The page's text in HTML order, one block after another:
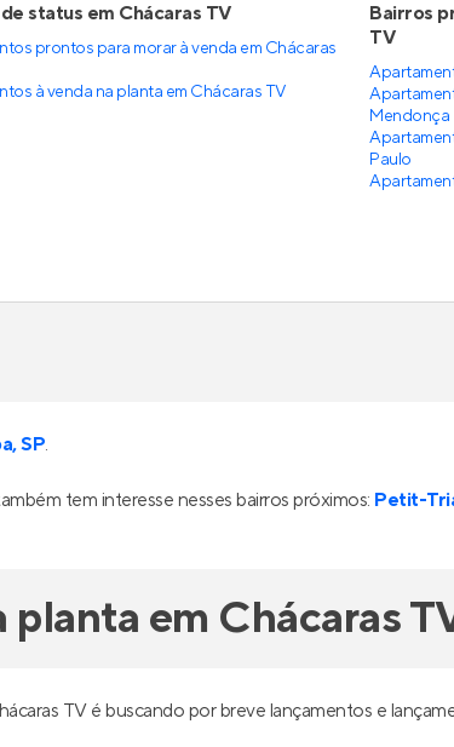
status em Chácaras TV
prontos para morar à venda em Chácaras
à venda na planta em Chácaras TV
Bairros
TV
Mendonça
Paulo
SP.
tem interesse nesses bairros próximos: Petit-
em Chácaras
TV é buscando por breve lançamentos e